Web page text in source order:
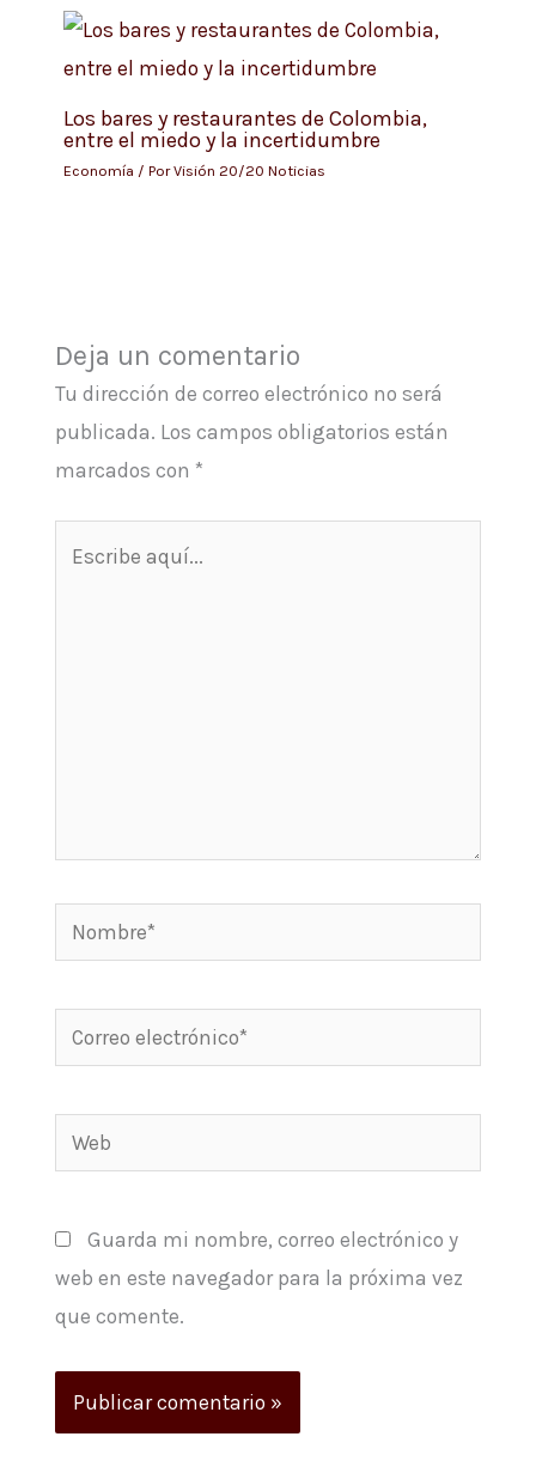
Los bares y restaurantes de Colombia,
entre el miedo y la incertidumbre
Economía / PorVisión 20/20 Noticias
Deja un comentario
Tu dirección de correo electrónico no será
publicada. Los campos obligatorios están
marcados con *
Nombre*
Correo
electrónico*
Web
Guarda mi nombre, correo electrónico y
web en este navegador para la próxima vez
que comente.